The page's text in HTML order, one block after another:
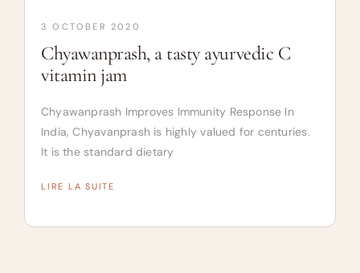
3 OCTOBER 2020
Chyawanprash, a tasty ayurvedic C
vitamin jam
Chyawanprash Improves Immunity Response In
India, Chyavanprash is highly valued for centuries.
It is the standard dietary
LIRE LA SUITE